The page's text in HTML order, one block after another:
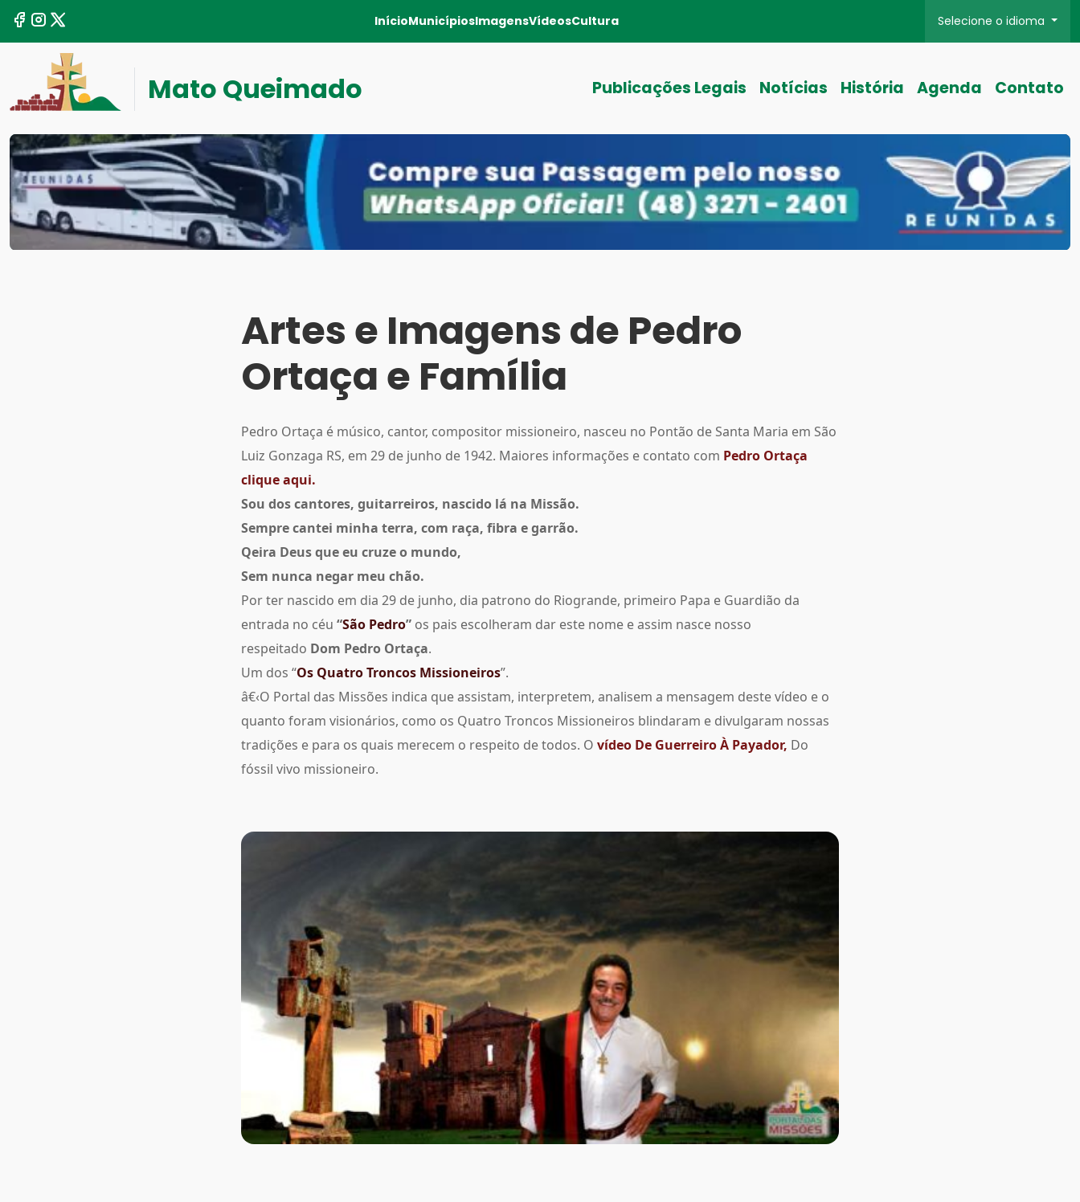
InícioMunicípiosImagensVídeosCultura Selecione o idioma
Mato Queimado Publicações Legais Notícias História Agenda Contato
Artes e Imagens de Pedro
Ortaça e Família
Pedro Ortaça é músico, cantor, compositor missioneiro, nasceu no Pontão de Santa Maria em São
Luiz Gonzaga RS, em 29 de junho de 1942. Maiores informações e contato com Pedro Ortaça
clique aqui.
Sou dos cantores, guitarreiros, nascido lá na Missão.
Sempre cantei minha terra, com raça, fibra e garrão.
Qeira Deus que eu cruze o mundo,
Sem nunca negar meu chão.
Por ter nascido em dia 29 de junho, dia patrono do Riogrande, primeiro Papa e Guardião da
entrada no céu “São Pedro” os pais escolheram dar este nome e assim nasce nosso
respeitado Dom Pedro Ortaça.
Um dos “Os Quatro Troncos Missioneiros”.
â€‹O Portal das Missões indica que assistam, interpretem, analisem a mensagem deste vídeo e o
quanto foram visionários, como os Quatro Troncos Missioneiros blindaram e divulgaram nossas
tradições e para os quais merecem o respeito de todos. O vídeo De Guerreiro À Payador, Do
fóssil vivo missioneiro.